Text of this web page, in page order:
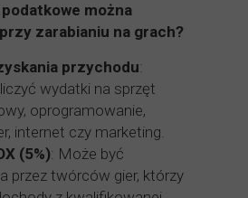
można
zarabianiu na grach?
przychodu:
wydatki na sprzęt
oprogramowanie,
internet czy marketing.
(5%): Może być
przez twórców gier, którzy